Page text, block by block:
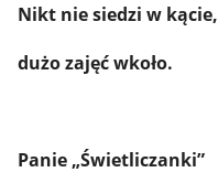
Nikt nie siedzi w kącie,
dużo zajęć wkoło.
Panie „Świetliczanki”